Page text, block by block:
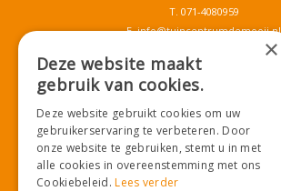
T. 071-4080959
E.info@tuincentrumdemooij.nl
Download onze App!
×
Deze website maakt
gebruik van cookies.
Deze website gebruikt cookies om uw
gebruikerservaring te verbeteren. Door
onze website te gebruiken, stemt u in met
alle cookies in overeenstemming met ons
Cookiebeleid.Lees verder